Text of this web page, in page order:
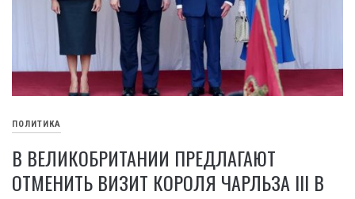
ПОЛИТИКА
В ВЕЛИКОБРИТАНИИ ПРЕДЛАГАЮТ
ОТМЕНИТЬ ВИЗИТ КОРОЛЯ ЧАРЛЬЗА III В